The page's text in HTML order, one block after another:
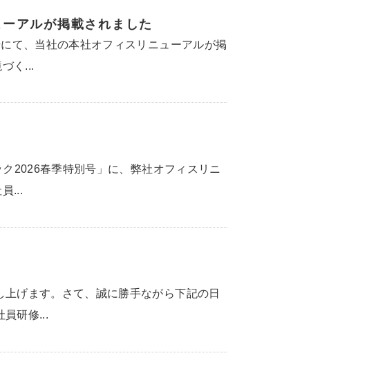
アルが掲載されました
て、当社の本社オフィスリニューアルが掲
く...
2026春季特別号」に、弊社オフィスリニ
...
げます。さて、誠に勝手ながら下記の日
員研修...